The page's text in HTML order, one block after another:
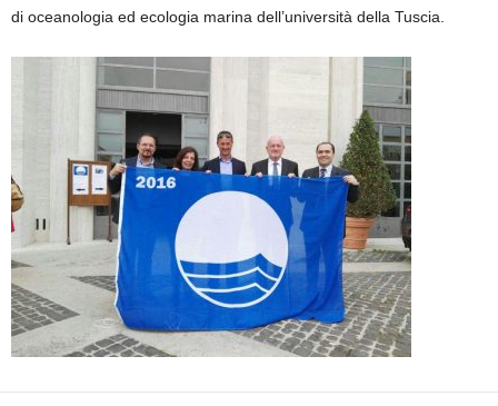
di oceanologia ed ecologia marina dell’università della Tuscia.